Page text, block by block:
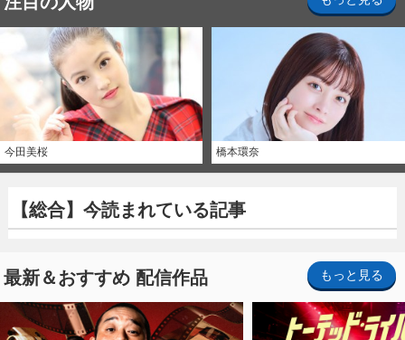
今田美桜 橋本環奈
【総合】今読まれている記事
最新＆おすすめ 配信作品 もっと見る